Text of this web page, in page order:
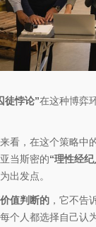
徒悖论”在这种博弈
看，在这个策略中
当斯密的“理性经纪
出发点。
值判断的 ，它不告
个人都选择自己认